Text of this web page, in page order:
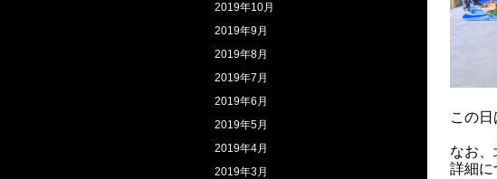
この
なお、
詳細に
2019年10月
2019年9月
2019年8月
2019年7月
2019年6月
2019年5月
2019年4月
2019年3月